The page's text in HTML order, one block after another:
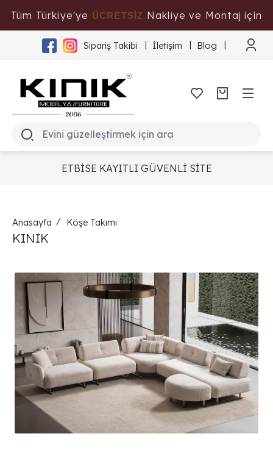
Tüm Türkiye'ye ÜCRETSİZ Nakliye ve Montaj için
Tıklayınız
Sipariş Takibi İletişim Blog
ETBİSE KAYITLI GÜVENLİ SİTE
Anasayfa Köşe Takımı
KINIK